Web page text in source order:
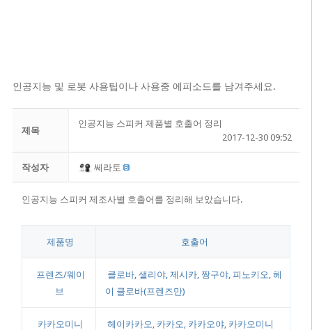
인공지능 및 로봇 사용팁이나 사용중 에피소드를 남겨주세요.
제목
인공지능 스피커 제품별 호출어 정리
2017-12-30 09:52
작성자 쎄라토
인공지능 스피커 제조사별 호출어를 정리해 보았습니다.
제품명 호출어
프렌즈/웨이
브
클로바, 샐리야, 제시카, 짱구야, 피노키오, 헤
이 클로바(프렌즈만)
카카오미니 헤이카카오, 카카오, 카카오야, 카카오미니